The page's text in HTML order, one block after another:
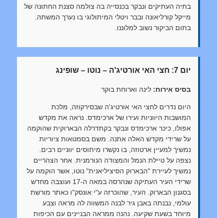
בתיה העתיקים ונבקר בכנסייה בה צולמה סצנת החתונה של
מייקל קורליאונה ובבר ויטלי המיתולוגי בו נערך המשתה.
בתום הביקור נשוב למלוננו.
יום 7: חצי האי אורטיג'ה – נוטו – שופינג
בסיס אירוח: לינה וארוחת בוקר
היום נדרים לחצי האי אורטיג'ה שבסירקוזה, מלכת
המושבות היווניות ועירו של ארכימדס. נראה את מקדש
אפולו, כיכר ארכימדס ונבקר בקתדרלה הבארוקית שהוקמה
על שרידי מקדש האלה אתנה. משם בסמטאות ציוריות
נמשיך למעיין ארטוזה, בו נקשרו מיתוסים יווניים רבים.
נצפה על טיילת הנמל והמצודה הנורמנית. אחר הצהריים
נמשיך לעיירת "הבארוק הסיציליאנית" נוטו, אשר הוקמה על
שרידי העיר העתיקה שנהרסה במאה ה-17 ועוצבה מחדש
בסגנון הבארוק. העיר, שהוכרזה ע"י אונסק"ו כאתר מורשת
עולמי, נבנתה באבן גיר לבנה המשווה לה מראה וצבע
מיוחד בשעת שקיעה. נהנה ממראה הבניינים עם הכיפות